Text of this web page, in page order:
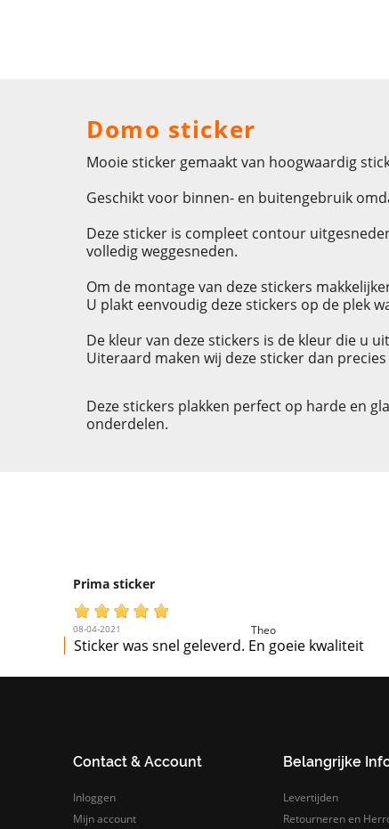
Domo sticker
Mooie sticker gemaakt van hoogwaardig
Geschikt voor binnen- en buitengebruik
Deze sticker is compleet contour
volledig weggesneden.
Om de montage van deze stickers
U plakt eenvoudig deze stickers op de plek
De kleur van deze stickers is de kleur die u
Uiteraard maken wij deze sticker dan
Deze stickers plakken perfect op harde en
onderdelen.
Prima sticker
08-04-2021 Theo
Sticker was snel geleverd. En goeie kwaliteit
Contact & Account
Inloggen
Mijn account
Belangrijke
Levertijden
Retourneren en